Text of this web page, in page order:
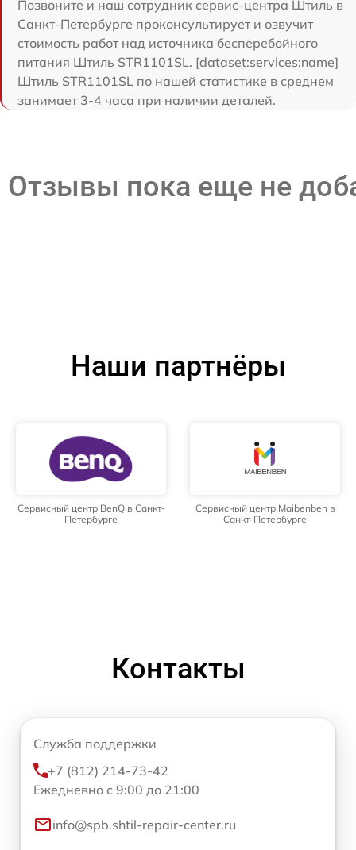
Позвоните и наш сотрудник сервис-центра Штиль в
Санкт-Петербурге проконсультирует и озвучит
стоимость работ над источника бесперебойного
питания Штиль STR1101SL. [dataset:services:name]
Штиль STR1101SL по нашей статистике в среднем
занимает 3-4 часа при наличии деталей.
Отзывы пока еще не
Наши партнёры
Сервисный центр BenQ в Санкт-
Петербурге
Сервисный центр Maibenben в
Санкт-Петербурге
Контакты
Служба поддержки
+7 (812) 214-73-42
Ежедневно с 9:00 до 21:00
info@spb.shtil-repair-center.ru